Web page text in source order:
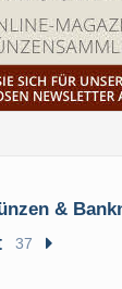
&
37